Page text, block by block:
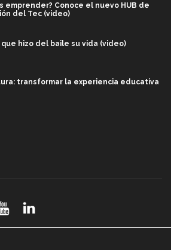
emprender? Conoce el nuevo HUB de
del Tec (video)
que hizo del baile su vida (video)
transformar la experiencia educativa